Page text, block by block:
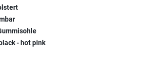
- hot pink